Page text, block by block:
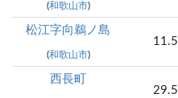
(和歌山市)
松江字向鵜ノ島
(和歌山市)
11.5
西長町
29.5